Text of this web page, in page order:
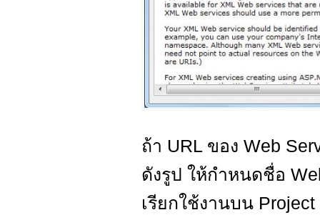
ถ้า URL ของ Web
ดังรูป ให้กำหนดชื่อ
เรียกใช้งานบน Project